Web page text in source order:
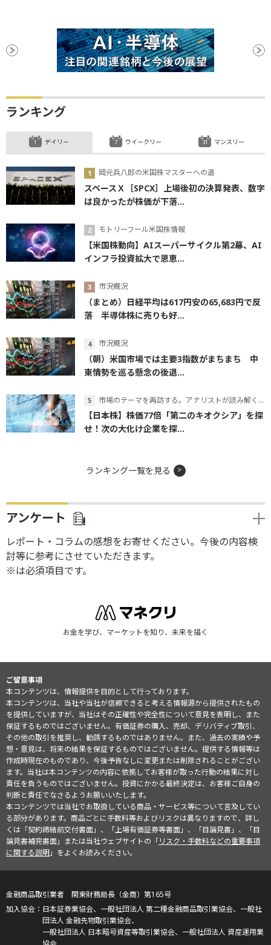
ランキング
デイリー
岡元兵八郎の米国株マスターへの道
スペースＸ［SPCX］上場後初の決算発表、数字
は良かったが株価が下落...
モトリーフール米国株情報
【米国株動向】AIスーパーサイクル第2幕、AI
インフラ投資拡大で恩恵...
市況概況
（まとめ）日経平均は617円安の65,683円で反
落 半導体株に売りも好...
市況概況
（朝）米国市場では主要3指数がまちまち 中
東情勢を巡る懸念の後退...
市場のテーマを再訪する。アナリストが読み解くテーマの本質
【日本株】株価77倍「第二のキオクシア」を探
せ！次の大化け企業を探...
ウイークリー マンスリー
ランキング一覧を見る
アンケート
レポート・コラムの感想をお寄せください。今後の内容検
討等に参考にさせていただきます。
※は必須項目です。
お金を学び、マーケットを知り、未来を描く
ご留意事項
本コンテンツは、情報提供を目的として行っております。
本コンテンツは、当社や当社が信頼できると考える情報源から提供されたもの
を提供していますが、当社はその正確性や完全性について意見を表明し、また
保証するものではございません。有価証券の購入、売却、デリバティブ取引、
その他の取引を推奨し、勧誘するものではありません。また、過去の実績や予
想・意見は、将来の結果を保証するものではございません。提供する情報等は
作成時現在のものであり、今後予告なしに変更または削除されることがござい
ます。当社は本コンテンツの内容に依拠してお客様が取った行動の結果に対し
責任を負うものではございません。投資にかかる最終決定は、お客様ご自身の
判断と責任でなさるようお願いいたします。
本コンテンツでは当社でお取扱している商品・サービス等について言及してい
る部分があります。商品ごとに手数料等およびリスクは異なりますので、詳し
くは「契約締結前交付書面」、「上場有価証券等書面」、「目論見書」、「目
論見書補完書面」または当社ウェブサイトの「リスク・手数料などの重要事項
に関する説明」をよくお読みください。
金融商品取引業者 関東財務局長（金商）第165号
日本証券業協会、一般社団法人 第二種金融商品取引業協会、一般社
団法人 金融先物取引業協会、
一般社団法人 日本暗号資産等取引業協会、一般社団法人 資産運用業